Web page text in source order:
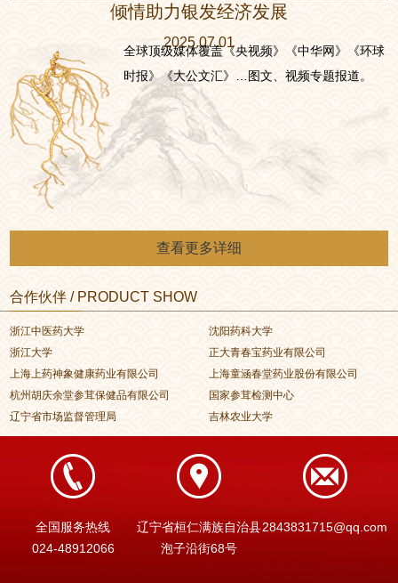
倾情助力银发经济发展
2025.07.01
全球顶级媒体覆盖《央视频》《中华网》《环球
时报》《大公文汇》…图文、视频专题报道。
查看更多详细
合作伙伴 / PRODUCT SHOW
浙江中医药大学
沈阳药科大学
浙江大学
正大青春宝药业有限公司
上海上药神象健康药业有限公司
上海童涵春堂药业股份有限公司
杭州胡庆余堂参茸保健品有限公司
国家参茸检测中心
辽宁省市场监督管理局
吉林农业大学
全国服务热线
024-48912066
辽宁省桓仁满族自治县
泡子沿街68号
2843831715@qq.com